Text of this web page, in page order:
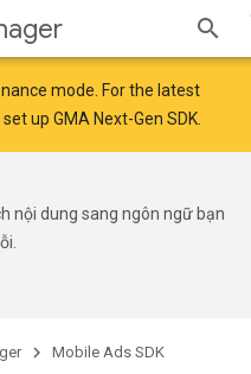
mode. For the latest
set up GMA Next-Gen SDK
nội dung sang ngôn ngữ bạn
Mobile Ads SDK